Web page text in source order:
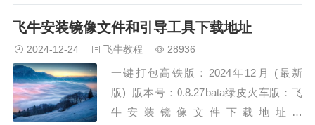
载确定点击本地镜像，查看下载进度大家
下载的时候都会显示失败我们点击镜像仓
库，再点击右上角仓库设置点击左上角添
加仓库名称随便取一个，URL填写
https://docke…
飞牛安装镜像文件和引导工具下载地址
2024-12-24 飞牛教程 28936
一键打包高铁版：2024年12月 (最新
版) 版本号：0.8.27bata绿皮火车版：飞
牛安装镜像文件下载地址：